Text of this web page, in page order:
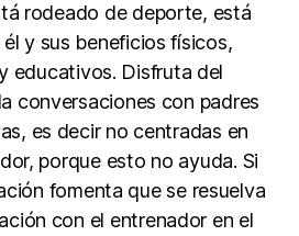
rodeado de deporte, está
y sus beneficios físicos,
educativos. Disfruta del
conversaciones con padres
es decir no centradas en
porque esto no ayuda. Si
fomenta que se resuelva
con el entrenador en el